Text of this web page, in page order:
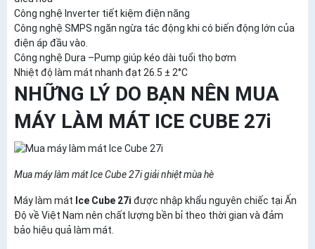
Công nghệ Inverter tiết kiệm điện năng
Công nghệ SMPS ngăn ngừa tác động khi có biến động lớn của
điện áp đầu vào.
Công nghệ Dura –Pump giúp kéo dài tuổi thọ bơm
Nhiệt độ làm mát nhanh đạt 26.5 ± 2°C
NHỮNG LÝ DO BẠN NÊN MUA
MÁY LÀM MÁT ICE CUBE 27i
Mua máy làm mát Ice Cube 27i giải nhiệt mùa hè
Máy làm mát Ice Cube 27i được nhập khẩu nguyên chiếc tại Ấn
Độ về Việt Nam nên chất lượng bền bỉ theo thời gian và đảm
bảo hiệu quả làm mát.